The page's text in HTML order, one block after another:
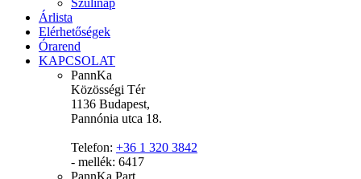
Szülinap
Árlista
Elérhetőségek
Órarend
KAPCSOLAT
PannKa
Közösségi Tér
1136 Budapest,
Pannónia utca 18.
Telefon: +36 1 320 3842
- mellék: 6417
PannKa Part